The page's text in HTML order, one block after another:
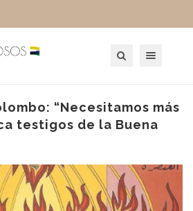
“Necesitamos más
testigos de la Buena